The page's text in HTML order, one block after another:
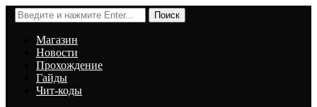
Поиск
Магазин
Новости
Прохождение
Гайды
Чит-коды